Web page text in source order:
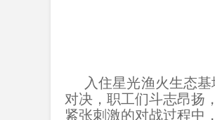
入住星光渔火生态
对决，职工们斗志昂扬
紧张刺激的对战过程中